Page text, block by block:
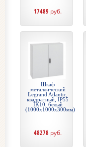
17489 руб.
Шкаф
металлический
Legrand Atlantic,
квадратный, IP55
IK10, белый
(1000x1000x300мм)
48278 руб.